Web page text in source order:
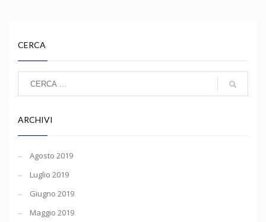
CERCA
ARCHIVI
Agosto 2019
Luglio 2019
Giugno 2019
Maggio 2019